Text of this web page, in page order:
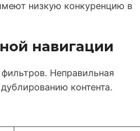
низкую конкуренцию в
навигации
Неправильная
контента.